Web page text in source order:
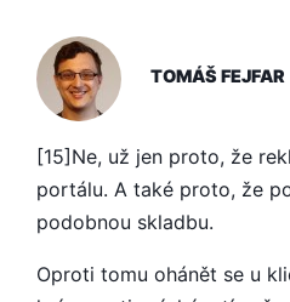
TOMÁŠ FEJFAR
[15]Ne, už jen proto, že
portálu. A také proto, že
podobnou skladbu.
Oproti tomu ohánět se u